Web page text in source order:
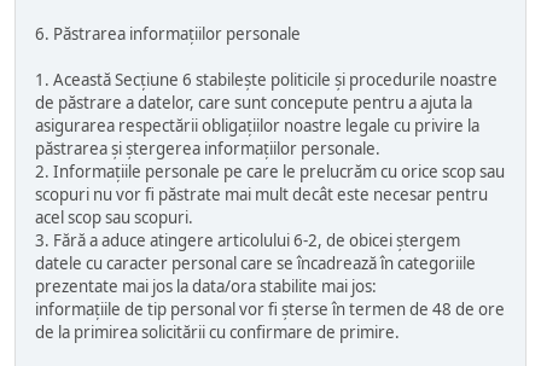
6. Păstrarea informațiilor personale
1. Această Secțiune 6 stabilește politicile și procedurile noastre
de păstrare a datelor, care sunt concepute pentru a ajuta la
asigurarea respectării obligațiilor noastre legale cu privire la
păstrarea și ștergerea informațiilor personale.
2. Informațiile personale pe care le prelucrăm cu orice scop sau
scopuri nu vor fi păstrate mai mult decât este necesar pentru
acel scop sau scopuri.
3. Fără a aduce atingere articolului 6-2, de obicei ștergem
datele cu caracter personal care se încadrează în categoriile
prezentate mai jos la data/ora stabilite mai jos:
informațiile de tip personal vor fi șterse în termen de 48 de ore
de la primirea solicitării cu confirmare de primire.